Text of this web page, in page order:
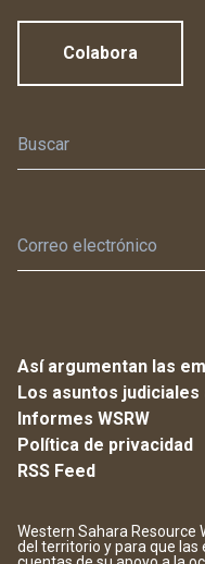
Colabora
Así argumentan las
Los asuntos judiciales
Informes WSRW
Política de privacidad
RSS Feed
Western Sahara Resource
del territorio y para que las